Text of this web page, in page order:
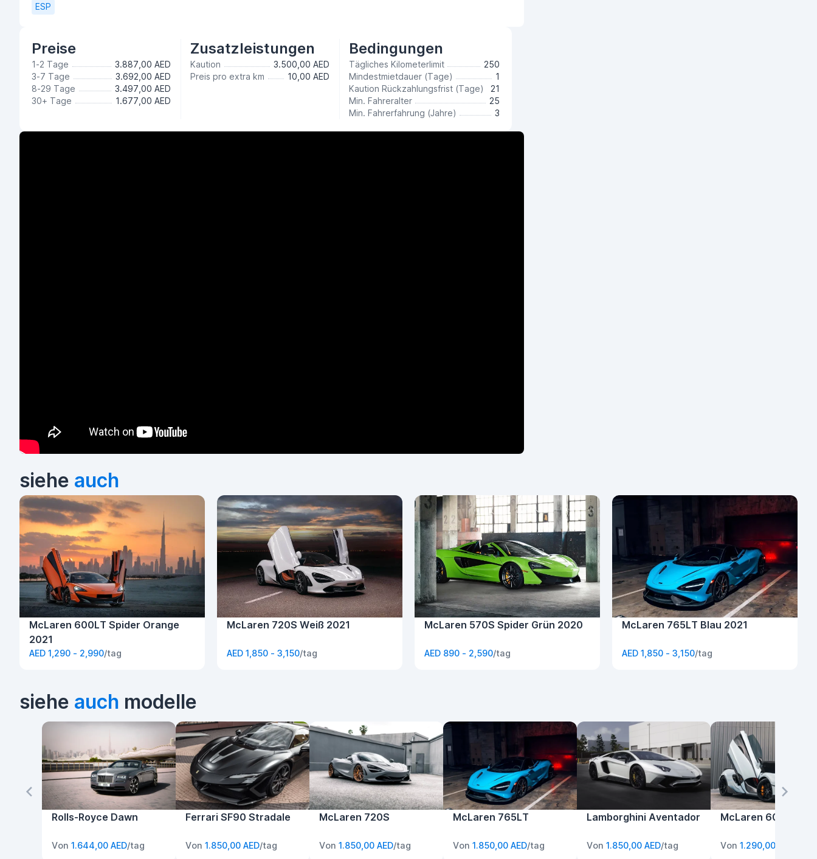
ESP
Preise
1-2 Tage
3.887,00 AED
3-7 Tage
3.692,00 AED
8-29 Tage
3.497,00 AED
30+ Tage
1.677,00 AED
Zusatzleistungen
Kaution
3.500,00 AED
Preis pro extra km
10,00 AED
Bedingungen
Tägliches Kilometerlimit
250
Mindestmietdauer (Tage)
1
Kaution Rückzahlungsfrist (Tage)
21
Min. Fahreralter
25
Min. Fahrerfahrung (Jahre)
3
siehe auch
McLaren 600LT Spider Orange
2021
AED 1,290 - 2,990/tag
McLaren 720S Weiß 2021
AED 1,850 - 3,150/tag
McLaren 570S Spider Grün 2020
AED 890 - 2,590/tag
McLaren 765LT Blau 2021
AED 1,850 - 3,150/tag
siehe auch modelle
Rolls-Royce Dawn
Von 1.644,00 AED/tag
Ferrari SF90 Stradale
Von 1.850,00 AED/tag
McLaren 720S
Von 1.850,00 AED/tag
McLaren 765LT
Von 1.850,00 AED/tag
Lamborghini Aventador
Von 1.850,00 AED/tag
McLaren 600LT
Von 1.290,00 AED